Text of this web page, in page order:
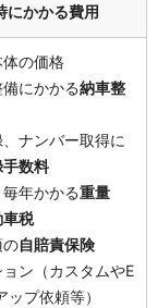
にかかる費用
体の価格
備にかかる納車整
、ナンバー取得に
数料
毎年かかる重量
税
の自賠責保険
ョン（カスタムやE
プ依頼等）